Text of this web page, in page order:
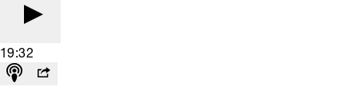
19:32